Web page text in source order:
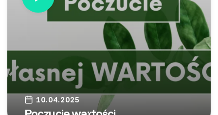
10.04.2025